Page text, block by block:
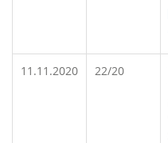
11.11.2020 22/20